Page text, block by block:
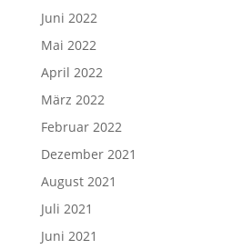
Juni 2022
Mai 2022
April 2022
März 2022
Februar 2022
Dezember 2021
August 2021
Juli 2021
Juni 2021